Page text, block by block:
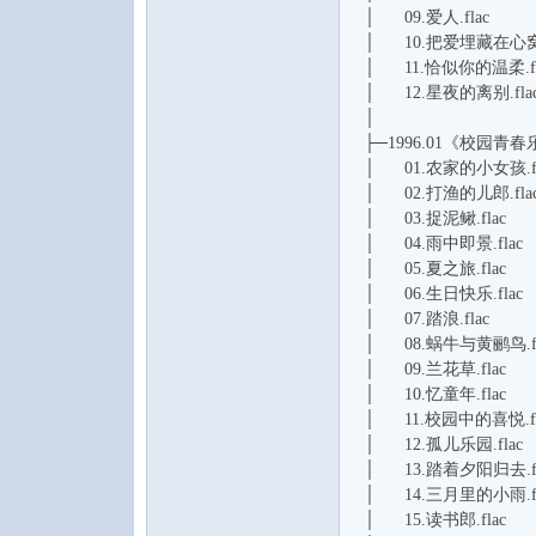
│ 09.爱人.flac
│ 10.把爱埋藏在心
│ 11.恰似你的温柔
│ 12.星夜的离别
├─1996.01《校园青春
│ 01.农家的小女孩
│ 02.打渔的儿郎
│ 03.捉泥鳅.flac
│ 04.雨中即景.flac
│ 05.夏之旅.flac
│ 06.生日快乐.flac
│ 07.踏浪.flac
│ 08.蜗牛与黄鹂鸟
│ 09.兰花草.flac
│ 10.忆童年.flac
│ 11.校园中的喜悦
│ 12.孤儿乐园.flac
│ 13.踏着夕阳归去
│ 14.三月里的小雨
│ 15.读书郎.flac